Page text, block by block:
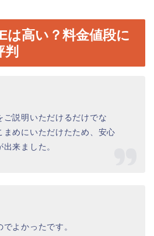
は高い？料金値段に
ご説明いただけるだけでな
まめにいただけたため、安心
来ました。
よかったです。